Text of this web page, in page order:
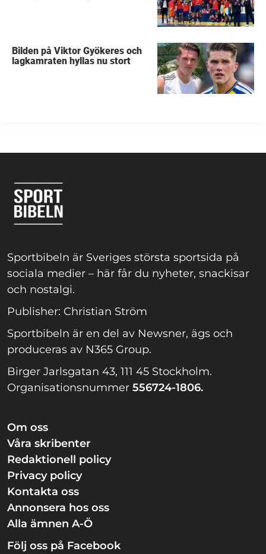
Bilden på Viktor Gyökeres och
lagkamraten hyllas nu stort
Sportbibeln är Sveriges största sportsida på
sociala medier – här får du nyheter, snackisar
och nostalgi.
Publisher: Christian Ström
Sportbibeln är en del av Newsner, ägs och
produceras av N365 Group.
Birger Jarlsgatan 43, 111 45 Stockholm.
Organisationsnummer 556724-1806.
Om oss
Våra skribenter
Redaktionell policy
Privacy policy
Kontakta oss
Annonsera hos oss
Alla ämnen A-Ö
Följ oss på Facebook